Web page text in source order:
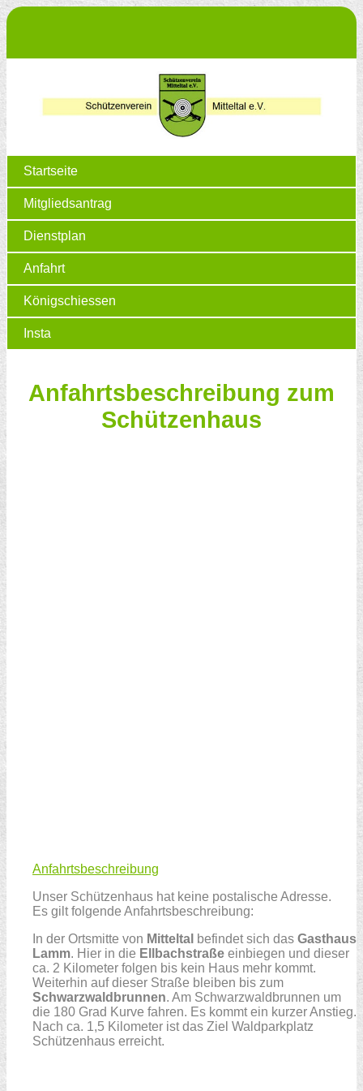
Startseite
Mitgliedsantrag
Dienstplan
Anfahrt
Königschiessen
Insta
Anfahrtsbeschreibung zum
Schützenhaus
Anfahrtsbeschreibung
Unser Schützenhaus hat keine postalische Adresse.
Es gilt folgende Anfahrtsbeschreibung:
In der Ortsmitte von Mitteltal befindet sich das Gasthaus
Lamm. Hier in die Ellbachstraße einbiegen und dieser
ca. 2 Kilometer folgen bis kein Haus mehr kommt.
Weiterhin auf dieser Straße bleiben bis zum
Schwarzwaldbrunnen. Am Schwarzwaldbrunnen um
die 180 Grad Kurve fahren. Es kommt ein kurzer Anstieg.
Nach ca. 1,5 Kilometer ist das Ziel Waldparkplatz
Schützenhaus erreicht.